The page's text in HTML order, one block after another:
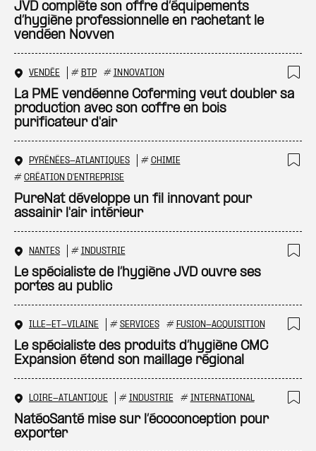
JVD complète son offre d’équipements
d’hygiène professionnelle en rachetant le
vendéen Novven
VENDÉE # BTP # INNOVATION
La PME vendéenne Coferming veut doubler sa
production avec son coffre en bois
purificateur d'air
PYRÉNÉES-ATLANTIQUES # CHIMIE
# CRÉATION D'ENTREPRISE
PureNat développe un fil innovant pour
assainir l'air intérieur
NANTES # INDUSTRIE
Le spécialiste de l’hygiène JVD ouvre ses
portes au public
ILLE-ET-VILAINE # SERVICES # FUSION-ACQUISITION
Le spécialiste des produits d’hygiène CMC
Expansion étend son maillage régional
LOIRE-ATLANTIQUE # INDUSTRIE # INTERNATIONAL
NatéoSanté mise sur l’écoconception pour
exporter